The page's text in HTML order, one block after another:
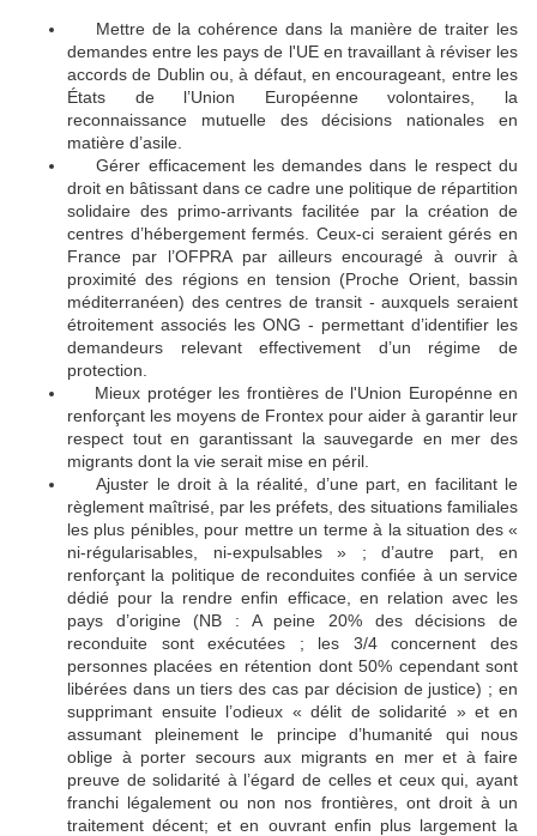
Mettre de la cohérence dans la manière de traiter les
demandes entre les pays de l'UE en travaillant à réviser les
accords de Dublin ou, à défaut, en encourageant, entre les
États de l’Union Européenne volontaires, la
reconnaissance mutuelle des décisions nationales en
matière d’asile.
Gérer efficacement les demandes dans le respect du
droit en bâtissant dans ce cadre une politique de répartition
solidaire des primo-arrivants facilitée par la création de
centres d’hébergement fermés. Ceux-ci seraient gérés en
France par l’OFPRA par ailleurs encouragé à ouvrir à
proximité des régions en tension (Proche Orient, bassin
méditerranéen) des centres de transit - auxquels seraient
étroitement associés les ONG - permettant d’identifier les
demandeurs relevant effectivement d’un régime de
protection.
Mieux protéger les frontières de l'Union Europénne en
renforçant les moyens de Frontex pour aider à garantir leur
respect tout en garantissant la sauvegarde en mer des
migrants dont la vie serait mise en péril.
Ajuster le droit à la réalité, d’une part, en facilitant le
règlement maîtrisé, par les préfets, des situations familiales
les plus pénibles, pour mettre un terme à la situation des «
ni-régularisables, ni-expulsables » ; d’autre part, en
renforçant la politique de reconduites confiée à un service
dédié pour la rendre enfin efficace, en relation avec les
pays d’origine (NB : A peine 20% des décisions de
reconduite sont exécutées ; les 3/4 concernent des
personnes placées en rétention dont 50% cependant sont
libérées dans un tiers des cas par décision de justice) ; en
supprimant ensuite l’odieux « délit de solidarité » et en
assumant pleinement le principe d’humanité qui nous
oblige à porter secours aux migrants en mer et à faire
preuve de solidarité à l’égard de celles et ceux qui, ayant
franchi légalement ou non nos frontières, ont droit à un
traitement décent; et en ouvrant enfin plus largement la